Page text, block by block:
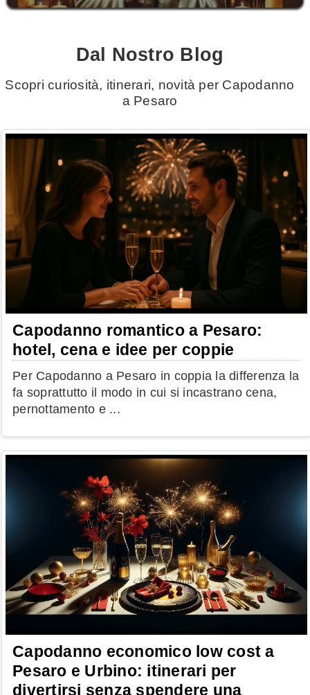
Dal Nostro Blog
Scopri curiosità, itinerari, novità per Capodanno
a Pesaro
Capodanno romantico a Pesaro:
hotel, cena e idee per coppie
Per Capodanno a Pesaro in coppia la differenza la
fa soprattutto il modo in cui si incastrano cena,
pernottamento e ...
Capodanno economico low cost a
Pesaro e Urbino: itinerari per
divertirsi senza spendere una